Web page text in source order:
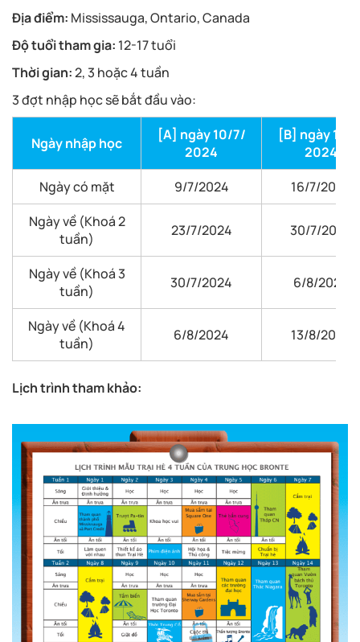
Địa điểm: Mississauga, Ontario, Canada
Độ tuổi tham gia: 12-17 tuổi
Thời gian:2, 3 hoặc 4 tuần
3 đợt nhập học sẽ bắt đầu vào:
Ngày nhập học
[A] ngày 10/7/
2024
[B] ngày 17/
2024
Ngày có mặt
9/7/2024
16/7/2024
Ngày về (Khoá 2
tuần)
23/7/2024 30/7/2024
Ngày về (Khoá 3
tuần)
30/7/2024 6/8/2024
Ngày về (Khoá 4
tuần)
6/8/2024 13/8/2024
Lịch trình tham khảo: